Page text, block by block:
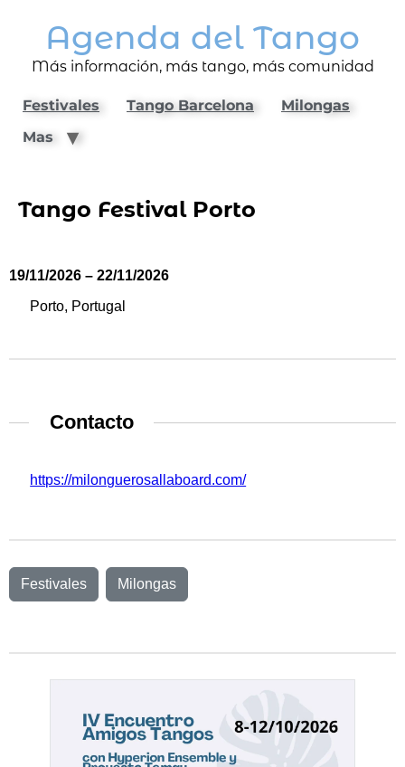
Agenda del Tango
Más información, más tango, más comunidad
Festivales Tango Barcelona
Milongas
Mas
Tango Festival Porto
19/11/2026 – 22/11/2026
Porto, Portugal
Contacto
https://milonguerosallaboard.com/
Festivales Milongas